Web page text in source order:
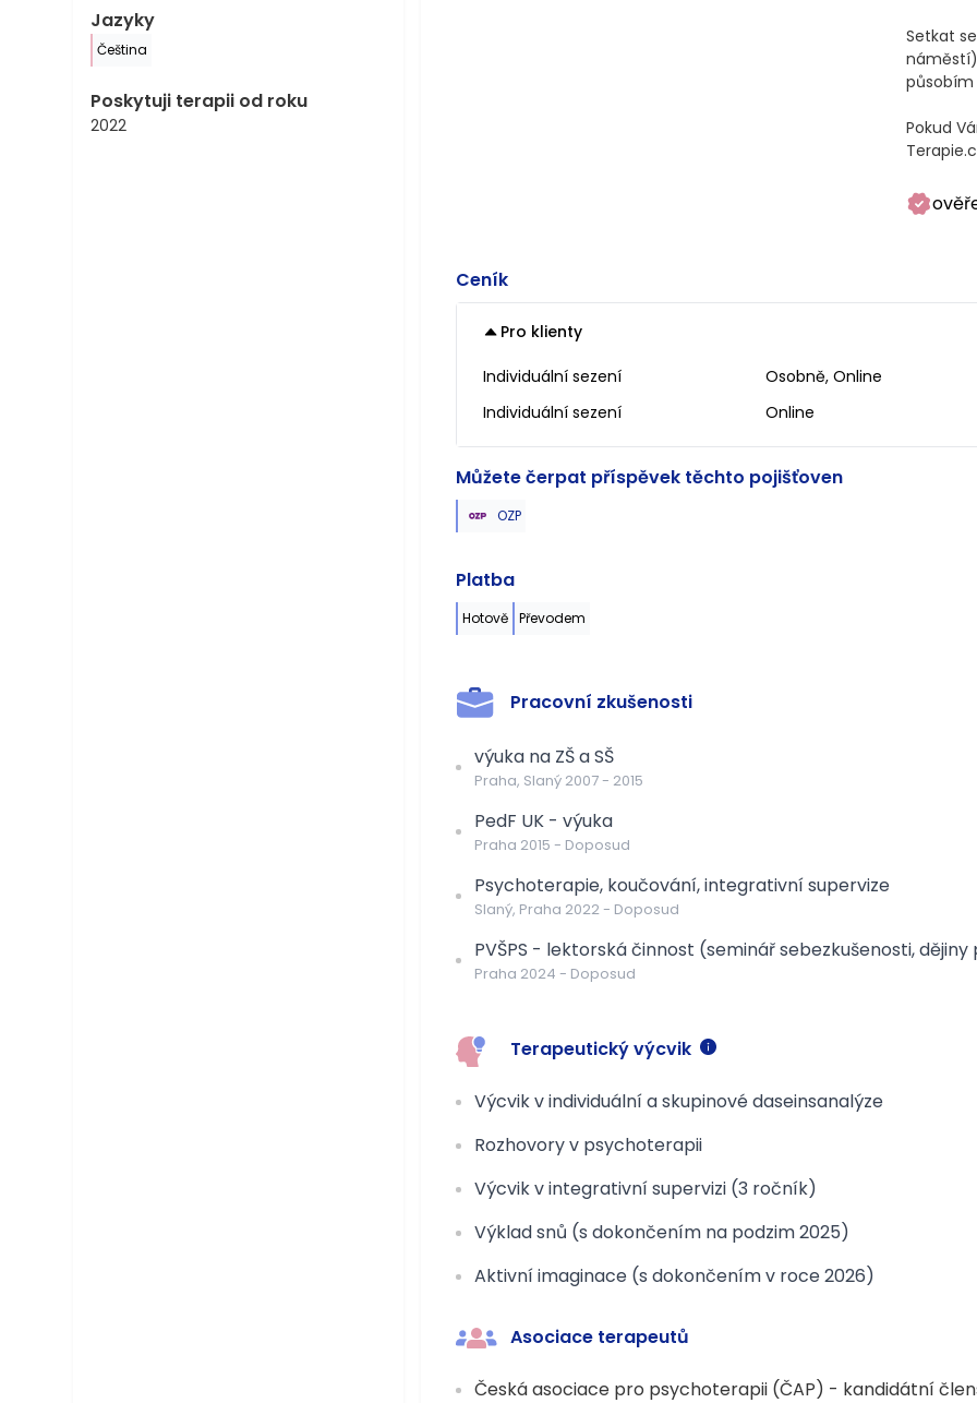
Jazyky
Čeština
Poskytuji terapii od roku
2022
Setkat
působím
Pokud
Ceník
Pro klienty
Individuální sezení
Osobně, Online
Individuální sezení
Online
Můžete čerpat příspěvek těchto pojišťoven
OZP
Platba
Hotově Převodem
Pracovní zkušenosti
výuka na ZŠ a SŠ
Praha, Slaný 2007- 2015
PedF UK - výuka
Praha 2015 - Doposud
Psychoterapie, koučování, integrativní supervize
Slaný, Praha 2022- Doposud
PVŠPS - lektorská činnost (seminář sebezkušenosti,
Praha 2024 - Doposud
Terapeutický výcvik
Výcvik v individuální a skupinové daseinsanalýze
Rozhovory v psychoterapii
Výcvik v integrativní supervizi (3 ročník)
Výklad snů (s dokončením na podzim 2025)
Aktivní imaginace (s dokončením v roce 2026)
Asociace terapeutů
Česká asociace pro psychoterapii (ČAP) - kandidátní